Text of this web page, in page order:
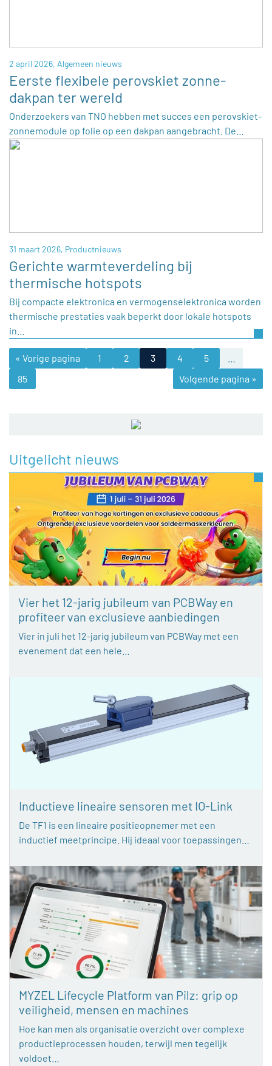
2 april 2026, Algemeen nieuws
Eerste flexibele perovskiet zonne-
dakpan ter wereld
Onderzoekers van TNO hebben met succes een perovskiet-
zonnemodule op folie op een dakpan aangebracht. De…
31 maart 2026, Productnieuws
Gerichte warmteverdeling bij
thermische hotspots
Bij compacte elektronica en vermogenselektronica worden
thermische prestaties vaak beperkt door lokale hotspots
in…
« Vorige pagina 1 2 3 4 5
85
Volgende pagina »
Uitgelicht nieuws
Vier het 12-jarig jubileum van PCBWay en
profiteer van exclusieve aanbiedingen
Vier in juli het 12-jarig jubileum van PCBWay met een
evenement dat een hele…
Inductieve lineaire sensoren met IO-Link
De TF1 is een lineaire positieopnemer met een
inductief meetprincipe. Hij ideaal voor toepassingen…
MYZEL Lifecycle Platform van Pilz: grip op
veiligheid, mensen en machines
Hoe kan men als organisatie overzicht over complexe
productieprocessen houden, terwijl men tegelijk
voldoet…